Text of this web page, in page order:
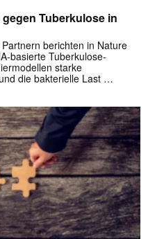
Tuberkulose in
berichten in Nature
basierte Tuberkulose-
starke
die bakterielle Last …